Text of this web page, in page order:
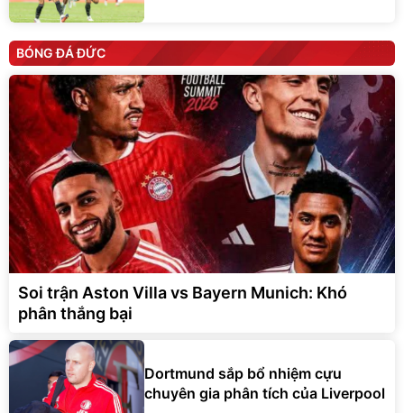
BÓNG ĐÁ ĐỨC
Soi trận Aston Villa vs Bayern Munich: Khó
phân thắng bại
Dortmund sắp bổ nhiệm cựu
chuyên gia phân tích của Liverpool